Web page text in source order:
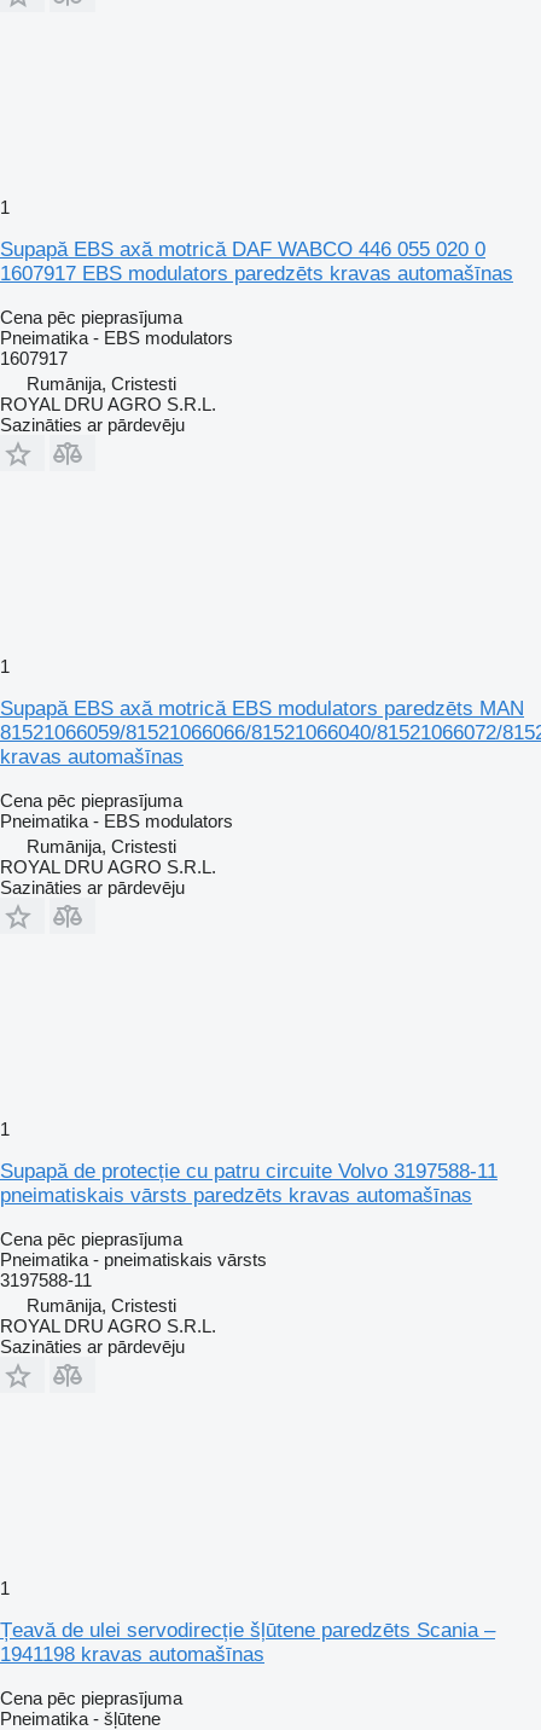
1
Supapă EBS axă motrică DAF WABCO 446 055 020 0
1607917 EBS modulators paredzēts kravas automašīnas
Cena pēc pieprasījuma
Pneimatika - EBS modulators
1607917
Rumānija, Cristesti
ROYAL DRU AGRO S.R.L.
Sazināties ar pārdevēju
1
Supapă EBS axă motrică EBS modulators paredzēts MAN
81521066059/81521066066/81521066040/81521066072/
kravas automašīnas
Cena pēc pieprasījuma
Pneimatika - EBS modulators
Rumānija, Cristesti
ROYAL DRU AGRO S.R.L.
Sazināties ar pārdevēju
1
Supapă de protecție cu patru circuite Volvo 3197588-11
pneimatiskais vārsts paredzēts kravas automašīnas
Cena pēc pieprasījuma
Pneimatika - pneimatiskais vārsts
3197588-11
Rumānija, Cristesti
ROYAL DRU AGRO S.R.L.
Sazināties ar pārdevēju
1
Țeavă de ulei servodirecție šļūtene paredzēts Scania –
1941198 kravas automašīnas
Cena pēc pieprasījuma
Pneimatika - šļūtene